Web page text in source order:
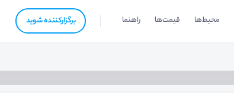
محیط‌ها قیمت‌ها راهنما برگزار‌‌کننده شوید